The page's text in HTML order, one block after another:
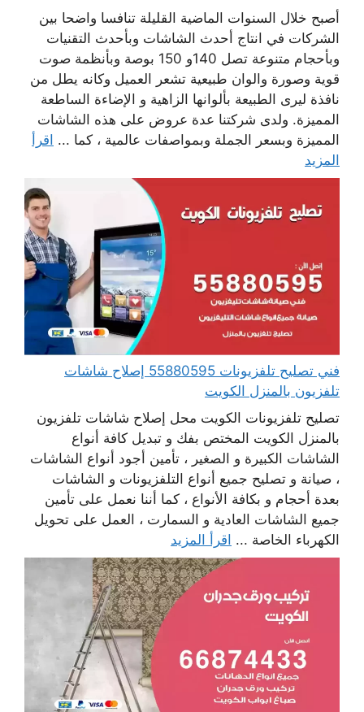
أصبح خلال السنوات الماضية القليلة تنافسا واضحا بين
الشركات في انتاج أحدث الشاشات وبأحدث التقنيات
وبأحجام متنوعة تصل 140و 150 بوصة وبأنظمة صوت
قوية وصورة والوان طبيعية تشعر العميل وكانه يطل من
نافذة ليرى الطبيعة بألوانها الزاهية و الإضاءة الساطعة
المميزة. ولدى شركتنا عدة عروض على هذه الشاشات
المميزة وبسعر الجملة وبمواصفات عالمية ، كما ... اقرأ
المزيد
فني تصليح تلفزيونات 55880595 إصلاح شاشات
تلفزيون بالمنزل الكويت
تصليح تلفزيونات الكويت محل إصلاح شاشات تلفزيون
بالمنزل الكويت المختص بفك و تبديل كافة أنواع
الشاشات الكبيرة و الصغير ، تأمين أجود أنواع الشاشات
، صيانة و تصليح جميع أنواع التلفزيونات و الشاشات
بعدة أحجام و بكافة الأنواع ، كما أننا نعمل على تأمين
جميع الشاشات العادية و السمارت ، العمل على تحويل
الكهرباء الخاصة ... اقرأ المزيد